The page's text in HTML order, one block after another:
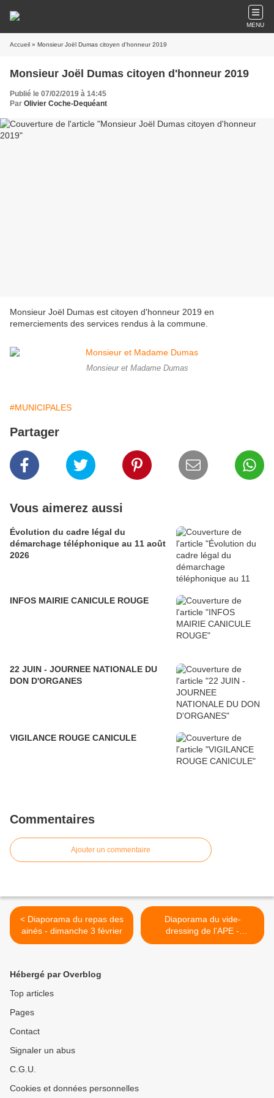
MENU
Accueil » Monsieur Joël Dumas citoyen d'honneur 2019
Monsieur Joël Dumas citoyen d'honneur 2019
Publié le 07/02/2019 à 14:45
Par Olivier Coche-Dequéant
Monsieur Joël Dumas est citoyen d'honneur 2019 en
remerciements des services rendus à la commune.
Monsieur et Madame Dumas
#MUNICIPALES
Partager
Vous aimerez aussi
Évolution du cadre légal du
démarchage téléphonique au 11 août
2026
INFOS MAIRIE CANICULE ROUGE
22 JUIN - JOURNEE NATIONALE DU
DON D'ORGANES
VIGILANCE ROUGE CANICULE
Commentaires
Ajouter un commentaire
< Diaporama du repas des
ainés - dimanche 3 février
Diaporama du vide-
dressing de l'APE -
dimanche 10 février >
Hébergé par Overblog
Top articles
Pages
Contact
Signaler un abus
C.G.U.
Cookies et données personnelles